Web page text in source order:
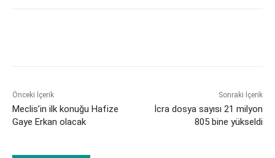
Önceki İçerik
Meclis’in ilk konuğu Hafize
Gaye Erkan olacak
Sonraki İçerik
İcra dosya sayısı 21 milyon
805 bine yükseldi